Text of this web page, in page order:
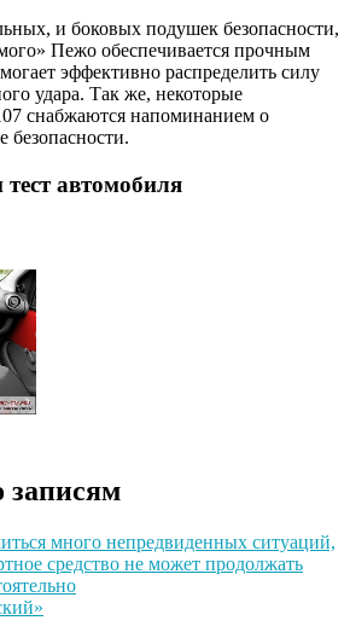
и боковых подушек безопасности,
Пежо обеспечивается прочным
эффективно распределить силу
удара. Так же, некоторые
снабжаются напоминанием о
безопасности.
автомобиля
записям
много непредвиденных ситуаций,
средство не может продолжать